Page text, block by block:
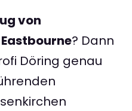
von
? Dann
Döring genau